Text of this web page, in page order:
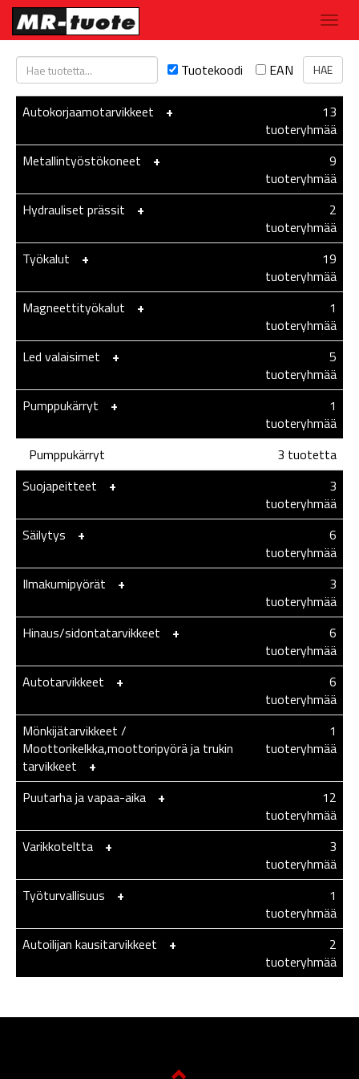
Tuotekoodi EAN
Autokorjaamotarvikkeet +
13
tuoteryhmää
Metallintyöstökoneet
+
9
tuoteryhmää
Hydrauliset prässit
+
2
tuoteryhmää
Työkalut
+
19
tuoteryhmää
Magneettityökalut
+
1
tuoteryhmää
Led valaisimet
+
5
tuoteryhmää
Pumppukärryt
+
1
tuoteryhmää
Pumppukärryt
3 tuotetta
Suojapeitteet
+
3
tuoteryhmää
Säilytys
+
6
tuoteryhmää
Ilmakumipyörät
+
3
tuoteryhmää
Hinaus/sidontatarvikkeet
+
6
tuoteryhmää
Autotarvikkeet
+
6
tuoteryhmää
Mönkijätarvikkeet /
Moottorikelkka,moottoripyörä ja trukin
tarvikkeet
+
1
tuoteryhmää
Puutarha ja vapaa-aika +
12
tuoteryhmää
Varikkoteltta
+
3
tuoteryhmää
Työturvallisuus
+
1
tuoteryhmää
Autoilijan kausitarvikkeet
+
2
tuoteryhmää